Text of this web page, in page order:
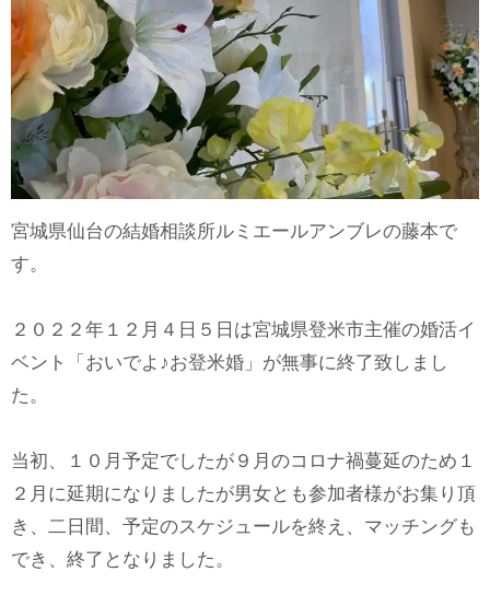
宮城県仙台の結婚相談所ルミエールアンブレの藤本で
す。
２０２２年１２月４日５日は宮城県登米市主催の婚活イ
ベント「おいでよ♪お登米婚」が無事に終了致しまし
た。
当初、１０月予定でしたが９月のコロナ禍蔓延のため１
２月に延期になりましたが男女とも参加者様がお集り頂
き、二日間、予定のスケジュールを終え、マッチングも
でき、終了となりました。